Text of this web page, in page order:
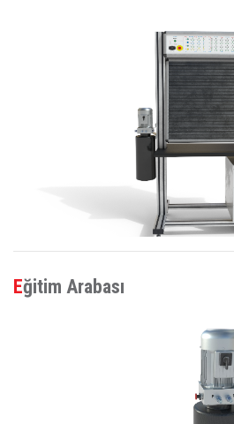
Eğitim Arabası